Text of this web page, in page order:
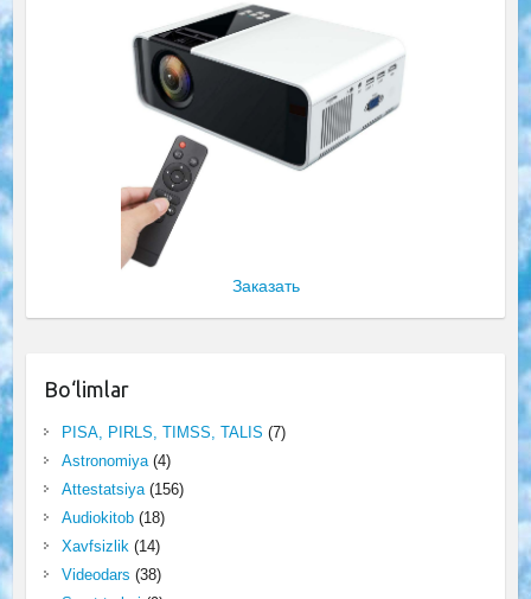
Заказать
Bo‘limlar
PISA, PIRLS, TIMSS, TALIS (7)
Astronomiya(4)
Attestatsiya(156)
Audiokitob(18)
Xavfsizlik(14)
Videodars (38)